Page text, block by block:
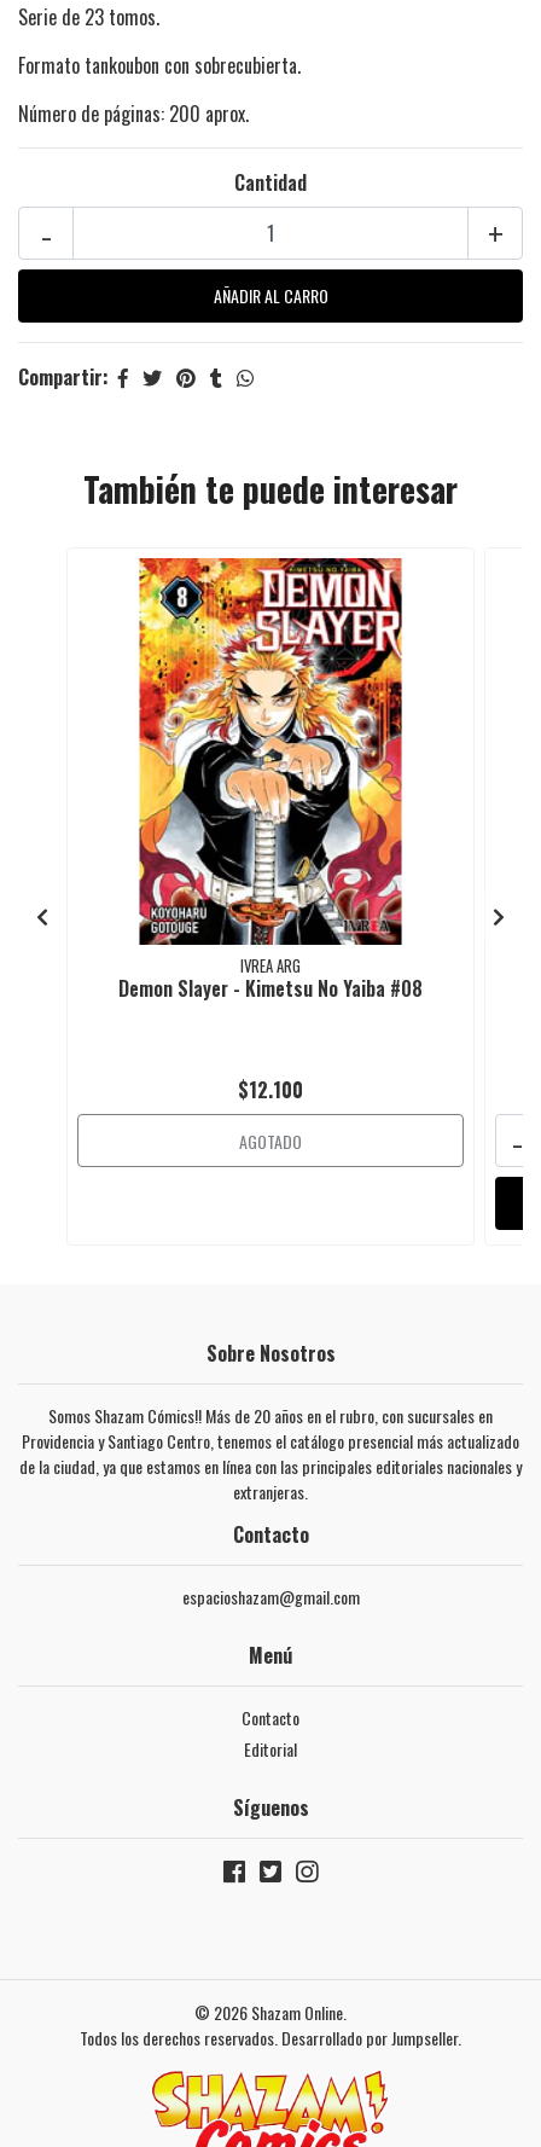
Serie de 23 tomos.
Formato tankoubon con sobrecubierta.
Número de páginas: 200 aprox.
Cantidad
+
-
Compartir:
También te puede interesar
IVREA ARG
Demon Slayer - Kimetsu No Yaiba #08
$12.100
AGOTADO -
Sobre Nosotros
Somos Shazam Cómics!! Más de 20 años en el rubro, con sucursales en
Providencia y Santiago Centro, tenemos el catálogo presencial más actualizado
de la ciudad, ya que estamos en línea con las principales editoriales nacionales y
extranjeras.
Contacto
espacioshazam@gmail.com
Menú
Contacto
Editorial
Síguenos
© 2026 Shazam Online.
Todos los derechos reservados. Desarrollado por Jumpseller.